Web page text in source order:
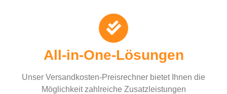
All-in-One-Lösungen
Unser Versandkosten-Preisrechner bietet Ihnen die
Möglichkeit zahlreiche Zusatzleistungen